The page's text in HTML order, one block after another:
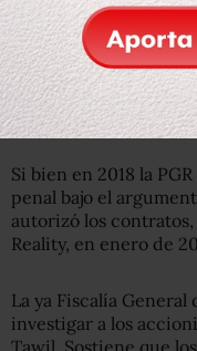
el mismo Consejo
de 5 mil 088 millones
Pese a ello, se
PGR que indica que
comisión de un delito.
Si bien en 2018 la
penal bajo el
autorizó los
Reality, en enero de
La ya Fiscalía General
investigar a los
Tawil. Sostiene que